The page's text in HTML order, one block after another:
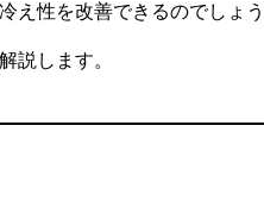
え性を改善できるのでしょ
説します。